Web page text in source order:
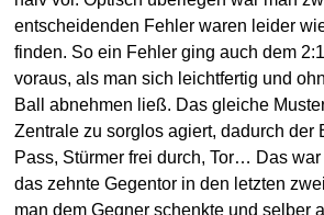
entscheidenden Fehler waren leider
finden. So ein Fehler ging auch dem
voraus, als man sich leichtfertig und
Ball abnehmen ließ. Das gleiche
Zentrale zu sorglos agiert, dadurch der
Pass, Stürmer frei durch, Tor… Das
das zehnte Gegentor in den letzten
man dem Gegner schenkte und selber